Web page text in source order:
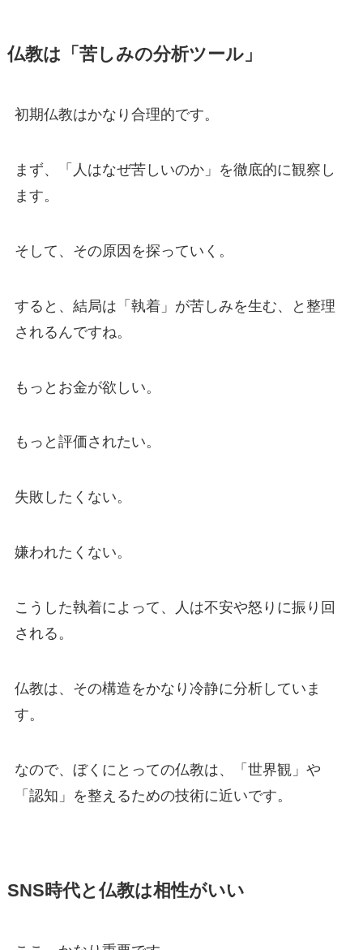
仏教は「苦しみの分析ツール」
初期仏教はかなり合理的です。
まず、「人はなぜ苦しいのか」を徹底的に観察し
ます。
そして、その原因を探っていく。
すると、結局は「執着」が苦しみを生む、と整理
されるんですね。
もっとお金が欲しい。
もっと評価されたい。
失敗したくない。
嫌われたくない。
こうした執着によって、人は不安や怒りに振り回
される。
仏教は、その構造をかなり冷静に分析していま
す。
なので、ぼくにとっての仏教は、「世界観」や
「認知」を整えるための技術に近いです。
SNS時代と仏教は相性がいい